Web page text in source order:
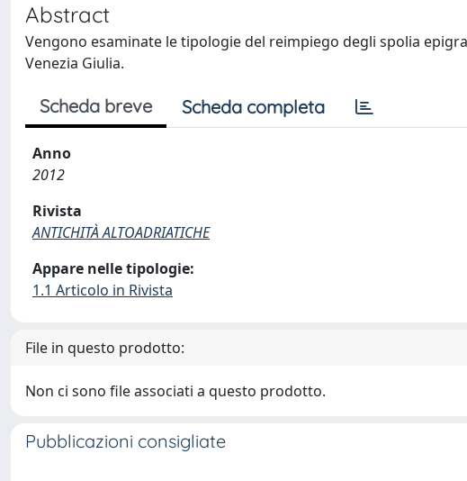
Abstract
Vengono esaminate le tipologie del reimpiego degli spolia
Venezia Giulia.
Scheda breve Scheda completa
Anno
2012
Rivista
ANTICHITÀ ALTOADRIATICHE
Appare nelle tipologie:
1.1 Articolo in Rivista
File in questo prodotto:
Non ci sono file associati a questo prodotto.
Pubblicazioni consigliate